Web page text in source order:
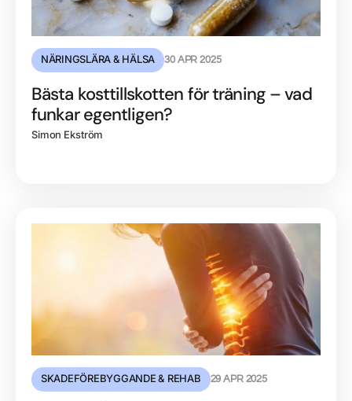
NÄRINGSLÄRA & HÄLSA 30 APR 2025
Bästa kosttillskotten för träning – vad
funkar egentligen?
Simon Ekström
SKADEFÖREBYGGANDE & REHAB 29 APR 2025